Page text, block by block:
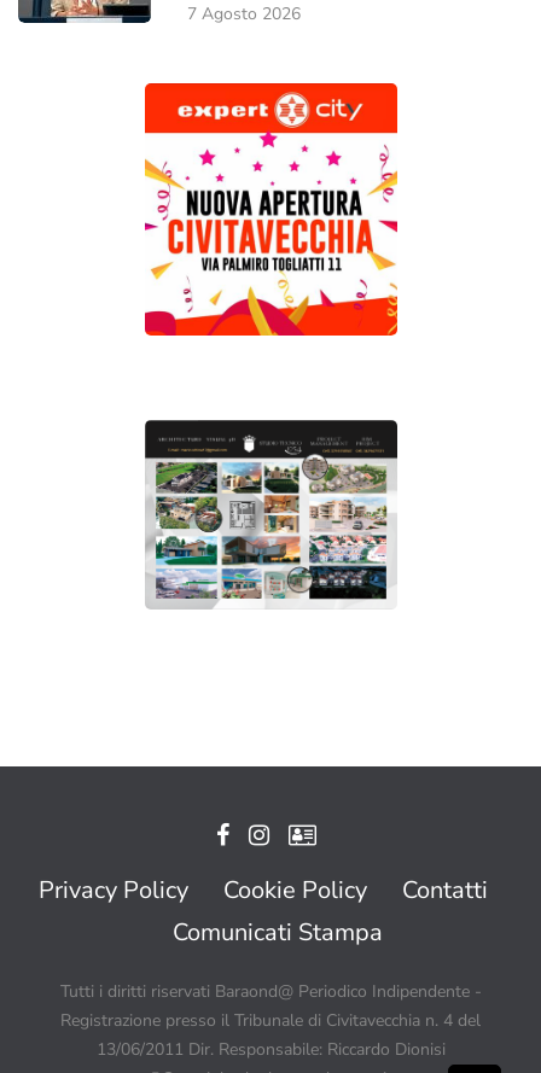
7 Agosto 2026
Privacy Policy Cookie Policy
Contatti
Comunicati Stampa
Tutti i diritti riservati Baraond@ Periodico Indipendente -
Registrazione presso il Tribunale di Civitavecchia n. 4 del
13/06/2011 Dir. Responsabile: Riccardo Dionisi